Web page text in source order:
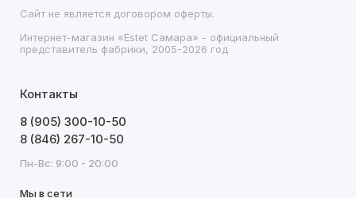
Сайт не является договором оферты.
Интернет-магазин «Estet Самара» - официальный
представитель фабрики, 2005-2026 год
Контакты
8 (905) 300-10-50
8 (846) 267-10-50
Пн-Вс: 9:00 - 20:00
Мы в сети